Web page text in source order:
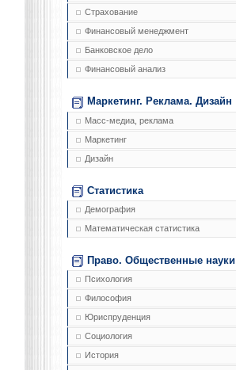
Страхование
Финансовый менеджмент
Банковское дело
Финансовый анализ
Маркетинг. Реклама. Дизайн
Масс-медиа, реклама
Маркетинг
Дизайн
Статистика
Демография
Математическая статистика
Право. Общественные науки
Психология
Философия
Юриспруденция
Социология
История